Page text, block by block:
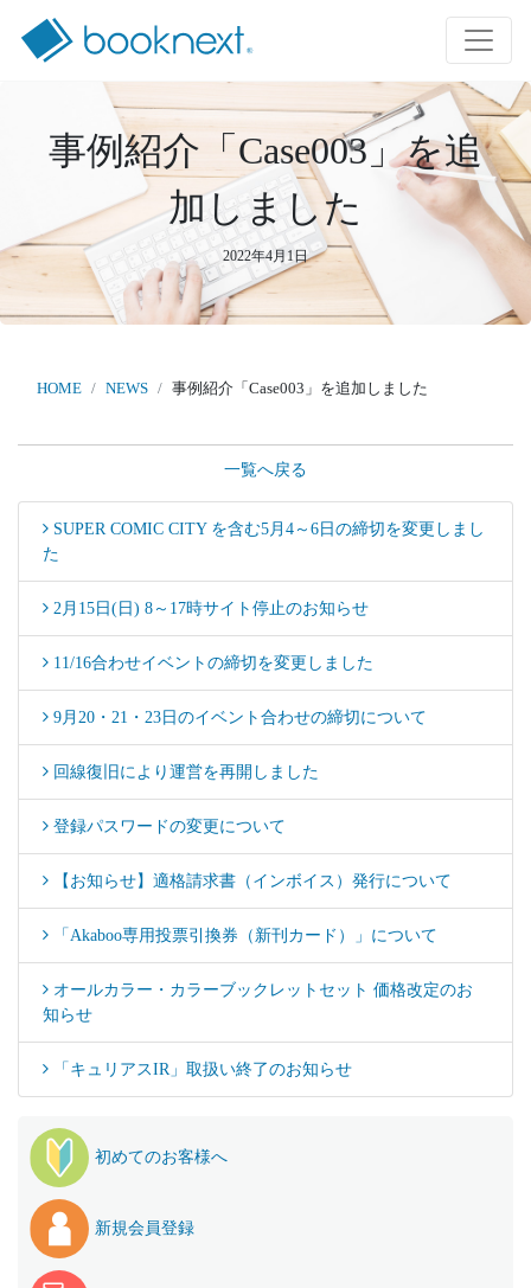
事例紹介「Case003」を追
加しました
2022年4月1日
HOME NEWS 事例紹介「Case003」を追加しました
一覧へ戻る
SUPER COMIC CITY を含む5月4～6日の締切を変更しまし
た
2月15日(日) 8～17時サイト停止のお知らせ
11/16合わせイベントの締切を変更しました
9月20・21・23日のイベント合わせの締切について
回線復旧により運営を再開しました
登録パスワードの変更について
【お知らせ】適格請求書（インボイス）発行について
「Akaboo専用投票引換券（新刊カード）」について
オールカラー・カラーブックレットセット 価格改定のお
知らせ
「キュリアスIR」取扱い終了のお知らせ
初めてのお客様へ
新規会員登録